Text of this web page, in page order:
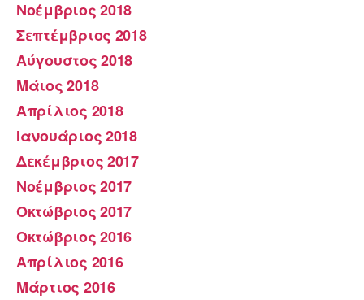
Νοέμβριος 2018
Σεπτέμβριος 2018
Αύγουστος 2018
Μάιος 2018
Απρίλιος 2018
Ιανουάριος 2018
Δεκέμβριος 2017
Νοέμβριος 2017
Οκτώβριος 2017
Οκτώβριος 2016
Απρίλιος 2016
Μάρτιος 2016